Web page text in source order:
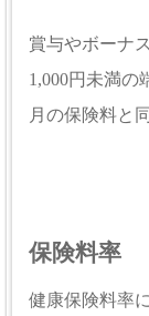
賞与やボーナ
1,000円未満の
月の保険料と
保険料率
健康保険料率